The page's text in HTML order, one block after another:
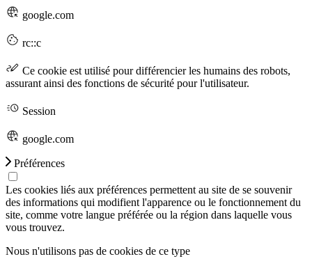
google.com
rc::c
Ce cookie est utilisé pour différencier les humains des robots,
assurant ainsi des fonctions de sécurité pour l'utilisateur.
Session
google.com
Préférences
Les cookies liés aux préférences permettent au site de se souvenir
des informations qui modifient l'apparence ou le fonctionnement du
site, comme votre langue préférée ou la région dans laquelle vous
vous trouvez.
Nous n'utilisons pas de cookies de ce type